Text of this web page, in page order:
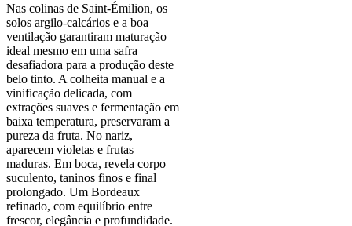
Nas colinas de Saint-Émilion, os
solos argilo-calcários e a boa
ventilação garantiram maturação
ideal mesmo em uma safra
desafiadora para a produção deste
belo tinto. A colheita manual e a
vinificação delicada, com
extrações suaves e fermentação em
baixa temperatura, preservaram a
pureza da fruta. No nariz,
aparecem violetas e frutas
maduras. Em boca, revela corpo
suculento, taninos finos e final
prolongado. Um Bordeaux
refinado, com equilíbrio entre
frescor, elegância e profundidade.